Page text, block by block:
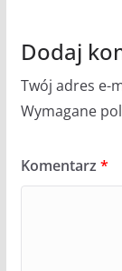
Dodaj
Twój adres e-
Wymagane
Komentarz *